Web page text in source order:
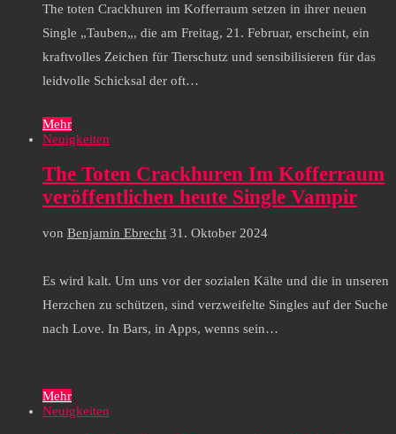
The toten Crackhuren im Kofferraum setzen in ihrer neuen
Single „Tauben„, die am Freitag, 21. Februar, erscheint, ein
kraftvolles Zeichen für Tierschutz und sensibilisieren für das
leidvolle Schicksal der oft…
Mehr
Neuigkeiten
The Toten Crackhuren Im Kofferraum
veröffentlichen heute Single Vampir
von Benjamin Ebrecht 31. Oktober 2024
Es wird kalt. Um uns vor der sozialen Kälte und die in unseren
Herzchen zu schützen, sind verzweifelte Singles auf der Suche
nach Love. In Bars, in Apps, wenns sein…
Mehr
Neuigkeiten